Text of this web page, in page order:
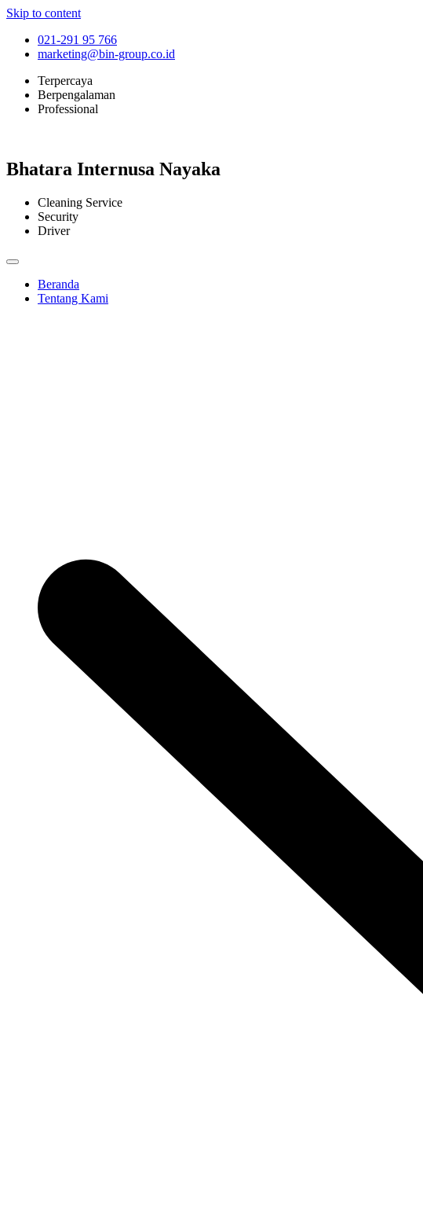
Skip to content
021-291 95 766
marketing@bin-group.co.id
Terpercaya
Berpengalaman
Professional
Bhatara Internusa Nayaka
Cleaning Service
Security
Driver
Beranda
Tentang Kami